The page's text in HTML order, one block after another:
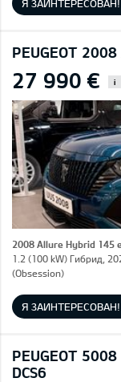
Я ЗАИНТЕРЕСОВАН!
PEUGEOT
27 990 € i
2008 Allure Hybrid 145
1.2 (100 kW) Гибрид,
(Obsession)
Я ЗАИНТЕРЕСОВАН!
PEUGEOT
DCS6